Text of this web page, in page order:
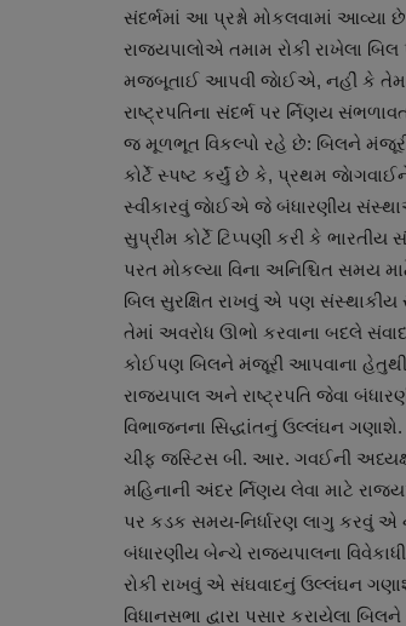
સંદર્ભમાં આ પ્રશ્નો મોકલવામાં આવ્યા
રાજ્યપાલોએ તમામ રોકી રાખેલા
મજબૂતાઈ આપવી જાેઈએ, નહીં કે તેમાં
રાષ્ટ્રપતિના સંદર્ભ પર ર્નિણય
જ મૂળભૂત વિકલ્પો રહે છે: બિલને મંજૂરી
કોર્ટે સ્પષ્ટ કર્યું છે કે, પ્રથમ
સ્વીકારવું જાેઈએ જે બંધારણીય
સુપ્રીમ કોર્ટે ટિપ્પણી કરી કે
પરત મોકલ્યા વિના અનિશ્ચિત સમય
બિલ સુરક્ષિત રાખવું એ પણ
તેમાં અવરોધ ઊભો કરવાના બદલે
કોઈપણ બિલને મંજૂરી આપવાના હેતુથી
રાજ્યપાલ અને રાષ્ટ્રપતિ જેવા
વિભાજનના સિદ્ધાંતનું ઉલ્લંઘન ગણાશે.
ચીફ જસ્ટિસ બી. આર. ગવઈની
મહિનાની અંદર ર્નિણય લેવા માટે
પર કડક સમય-નિર્ધારણ લાગુ કરવું એ
બંધારણીય બેન્ચે રાજ્યપાલના
રોકી રાખવું એ સંઘવાદનું ઉલ્લંઘન
વિધાનસભા દ્વારા પસાર કરાયેલા
રાષ્ટ્રીય